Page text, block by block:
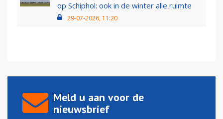
op Schiphol: ook in de winter alle ruimte
29-07-2026, 11:20
Meld u aan voor de
nieuwsbrief